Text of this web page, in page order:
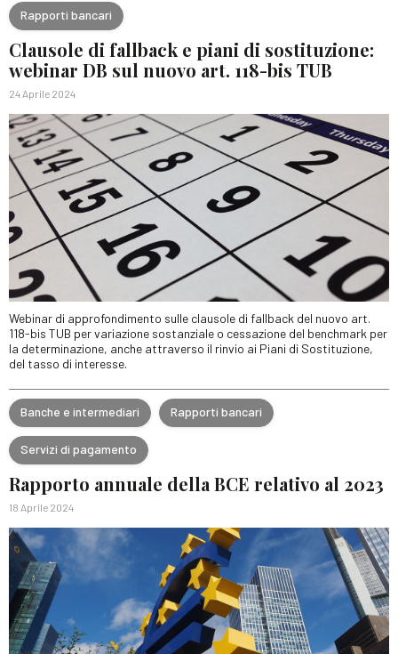
Rapporti bancari
Clausole di fallback e piani di sostituzione:
webinar DB sul nuovo art. 118-bis TUB
24 Aprile 2024
Webinar di approfondimento sulle clausole di fallback del nuovo art.
118-bis TUB per variazione sostanziale o cessazione del benchmark per
la determinazione, anche attraverso il rinvio ai Piani di Sostituzione,
del tasso di interesse.
Banche e intermediari Rapporti bancari
Servizi di pagamento
Rapporto annuale della BCE relativo al 2023
18 Aprile 2024